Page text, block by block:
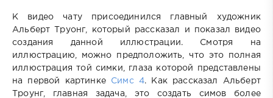
К видео чату присоединился главный художник
Альберт Труонг, который рассказал и показал видео
создания данной иллюстрации. Смотря на
иллюстрацию, можно предположить, что это полная
иллюстрация той симки, глаза которой представлены
на первой картинке Симс 4. Как рассказал Альберт
Троунг, главная задача, это создать симов более